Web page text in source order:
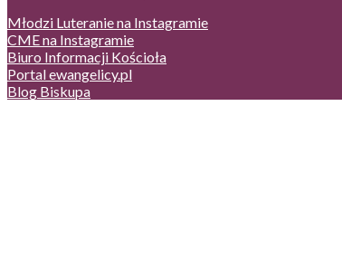
Młodzi Luteranie na Instagramie
CME na Instagramie
Biuro Informacji Kościoła
Portal ewangelicy.pl
Blog Biskupa